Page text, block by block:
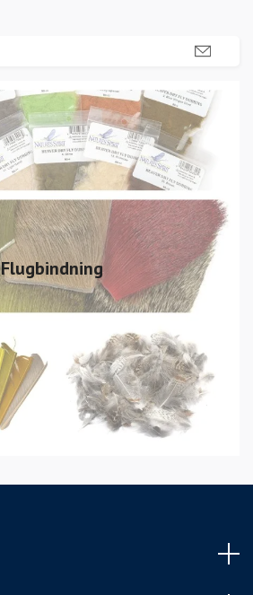
Flugbindning